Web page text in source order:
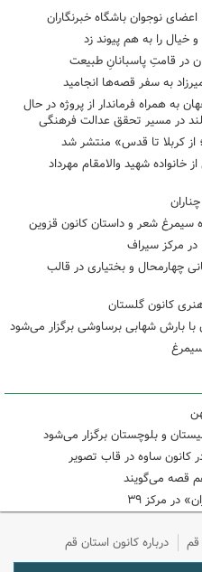
نوجوان باشگاه خبرنگاران
خیال را به هم پیوند زد
در قامتِ پاسبانانِ طبیعت
به سفر قصه‌ها انجامید
به همراه فرماندار از پروژه در حال
در مسیر تحقق عدالت فرهنگی
از کربلا تا قدس» منتشر شد
خانواده شهید والامقام مهرداد
شعر و داستان کانون قزوین
مرکز سیراف
چهارمحال و بختیاری در قالب
کانون گلستان
بارش شهابی برساوشی برگزار می‌شود
و بلوچستان برگزار می‌شود
کانون ساوه در قاب تصویر
قصه می‌گویند
در مرکز ۳۹
قم درباره کانون استان قم